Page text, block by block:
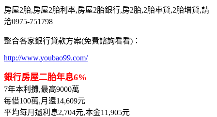
房屋2胎,房屋2胎利率,房屋2胎銀行,房2胎,2胎車貸,2胎增貸,請
洽0975-751798
整合各家銀行貸款方案(免費諮詢看看)：
http://www.youbao99.com/
銀行房屋二胎年息6%
7年本利攤,最高9000萬
每借100萬,月還14,609元
平均每月還利息2,704元,本金11,905元